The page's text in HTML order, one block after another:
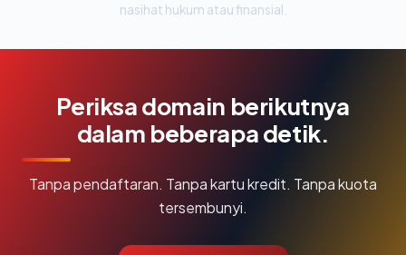
nasihat hukum atau finansial.
Periksa domain berikutnya
dalam beberapa detik.
Tanpa pendaftaran. Tanpa kartu kredit. Tanpa kuota
tersembunyi.